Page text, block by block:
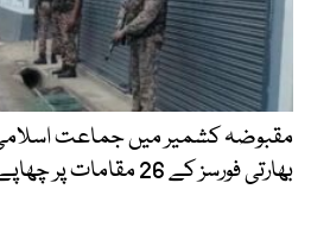
مقبوضہ کشمیر میں جماعت
بھارتی فورسز کے 26 مقامات پر چھاپے